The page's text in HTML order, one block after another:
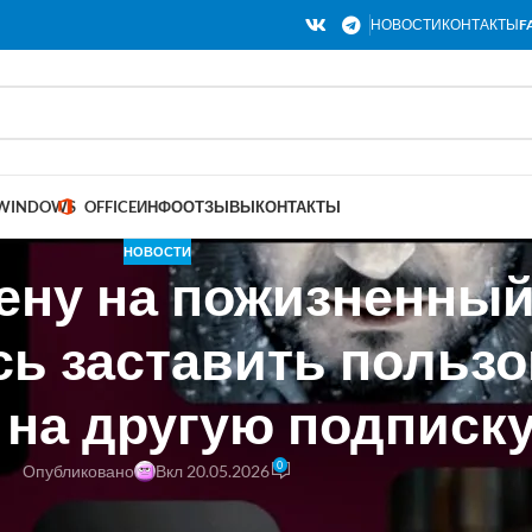
НОВОСТИКОНТАКТЫ
OFFICEИНФООТЗЫВЫКОНТАКТЫ
НОВОСТИ
на
заставить
другую
Опубликовано Вкл 20.05.2026 0
координированному времени (UTC) или 30 июня в 20:01
доступа к функциям медиасервера Plex увеличится до $750.